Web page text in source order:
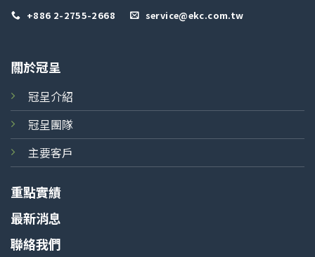
+886 2-2755-2668 service@ekc.com.tw
關於冠呈
冠呈介紹
冠呈團隊
主要客戶
重點實績
最新消息
聯絡我們